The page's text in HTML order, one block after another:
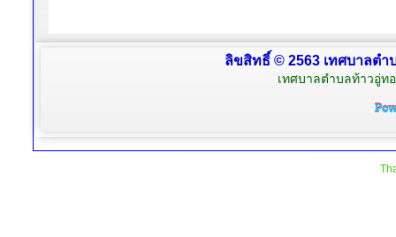
ลิขสิทธิ์ © 2563 เทศบาลต
เทศบาลตำบลท้าวอู่ท